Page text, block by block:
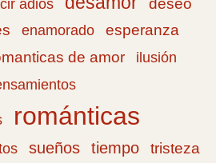
adiós
enamorado esperanza
de amor
ilusión
románticas
sueños tiempo
tristeza